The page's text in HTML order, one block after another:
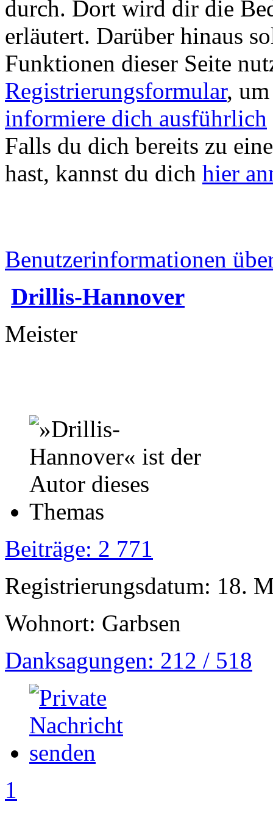
durch. Dort wird dir die
erläutert. Darüber hinaus
Funktionen dieser Seite
Registrierungsformular,
informiere dich ausführlich
Falls du dich bereits zu
hast, kannst du dich hier
Benutzerinformationen
Drillis-Hannover
Meister
Beiträge: 2 771
Registrierungsdatum: 18.
Wohnort: Garbsen
Danksagungen: 212 / 518
1